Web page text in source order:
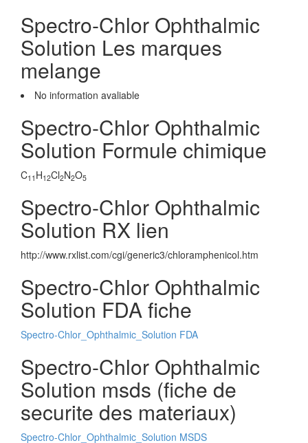
Spectro-Chlor Ophthalmic
Solution Les marques
melange
No information avaliable
Spectro-Chlor Ophthalmic
Solution Formule chimique
C11 H12Cl2N2O5
Spectro-Chlor Ophthalmic
Solution RX lien
http://www.rxlist.com/cgi/generic3/chloramphenicol.htm
Spectro-Chlor Ophthalmic
Solution FDA fiche
Spectro-Chlor_Ophthalmic_Solution FDA
Spectro-Chlor Ophthalmic
Solution msds (fiche de
securite des materiaux)
Spectro-Chlor_Ophthalmic_Solution MSDS